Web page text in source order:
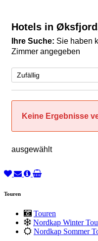
Hotels in
Ihre Suche: Sie haben
Zimmer angegeben
Keine Ergebnisse
ausgewählt
Touren
Touren
Nordkap Winter
Nordkap Sommer